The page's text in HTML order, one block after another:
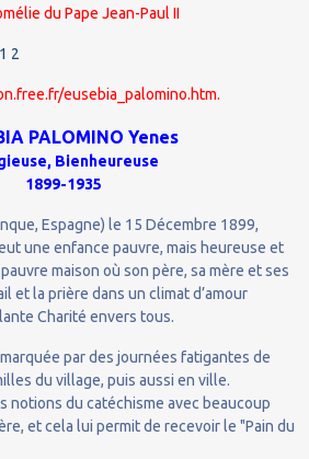
du Pape Jean-Paul II
eusebia_palomino.htm.
PALOMINO Yenes
Bienheureuse
1899-1935
Espagne) le 15 Décembre 1899,
une enfance pauvre, mais heureuse et
maison où son père, sa mère et ses
et la prière dans un climat d’amour
Charité envers tous.
par des journées fatigantes de
du village, puis aussi en ville.
notions du catéchisme avec beaucoup
et cela lui permit de recevoir le "Pain du